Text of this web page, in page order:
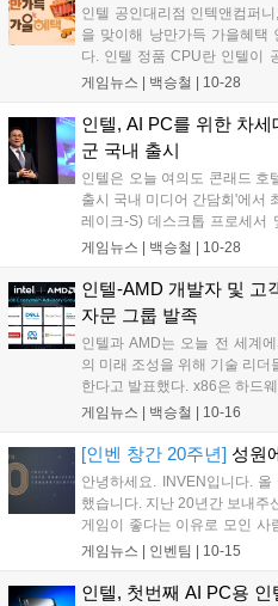
인텔 공인대리점 인텍앤컴퍼
을 맞이해 낭만가득 가을혜택
다. 인텔 정품 CPU란 인텔이
텍앤컴퍼니, 피씨디렉트, 코잇
데스트탑 PC 본체를 확인하
정품 인증 스티커가 부착된 것
게임뉴스 | 백승철 | 10-28
인텔, AI PC를 위한 차
군 국내 출시
인텔은 오늘 여의도 콘래드 호
출시 국내 미디어 간담회'에서
레이크-S) 데스크톱 프로세서
이크) 시리즈 프로세서 제품군
게임뉴스 | 백승철 | 10-28
인텔-AMD 개발자 및 고
자문 그룹 발족
인텔과 AMD는 오늘 전 세계
의 미래 조성을 위해 기술 리더
한다고 발표했다. x86은 하드
어난 성능과 원활한 상호운용
성을 지원하고 소프트웨어 개
혁신적이고 확장 가능한 솔루
기능을 파악할 수 있는 플랫폼
데 주력할 계획이다....
게임뉴스 | 백승철 | 10-16
[인벤 창간 20주년] 성원
안녕하세요. INVEN입니다.
했습니다. 지난 20년간 보내주
게임이 좋다는 이유로 모인 사
수 있었던 것은 보내주신 사랑
이제는 그 말을 쓰지 못하고, '
게임뉴스 | 인벤팀 | 10-15
인텔, 첫번째 AI PC용